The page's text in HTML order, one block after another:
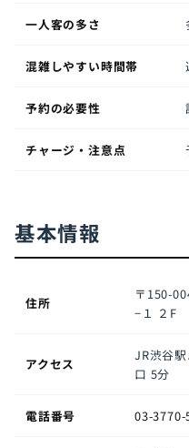
一人客の多さ
混雑しやすい時間帯
予約の必要性
チャージ・注意点
基本情報
住所
〒150-
−１ ２F
アクセス
JR渋谷
口 5分
電話番号 03-3770-